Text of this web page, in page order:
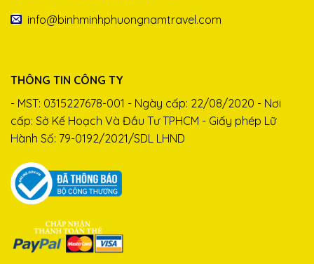
info@binhminhphuongnamtravel.com
THÔNG TIN CÔNG TY
- MST: 0315227678-001 - Ngày cấp: 22/08/2020 - Nơi
cấp: Sở Kế Hoạch Và Đầu Tư TPHCM - Giấy phép Lữ
Hành Số: 79-0192/2021/SDL LHND